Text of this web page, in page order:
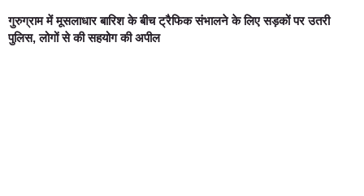
गुरुग्राम में मूसलाधार बारिश के बीच ट्रैफिक संभालने के लिए सड़कों पर उतरी
पुलिस, लोगों से की सहयोग की अपील